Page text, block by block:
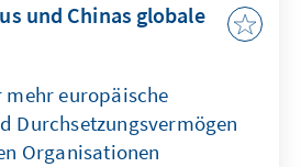
und Chinas globale
europäische
Durchsetzungsvermögen
Organisationen